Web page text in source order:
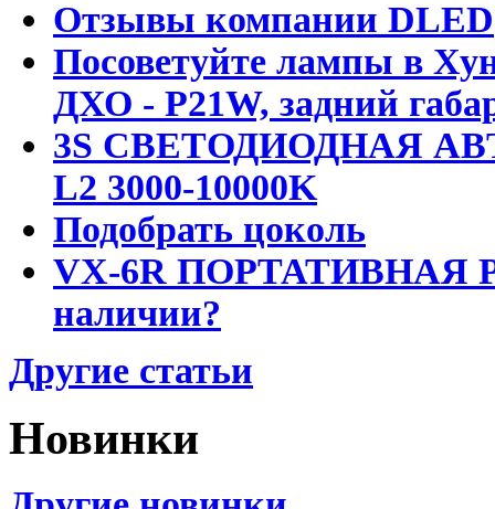
Отзывы компании DLED
Посоветуйте лампы в
ДХО - P21W, задний
3S СВЕТОДИОДНАЯ
L2 3000-10000K
Подобрать цоколь
VX-6R ПОРТАТИВНАЯ
наличии?
Другие статьи
Новинки